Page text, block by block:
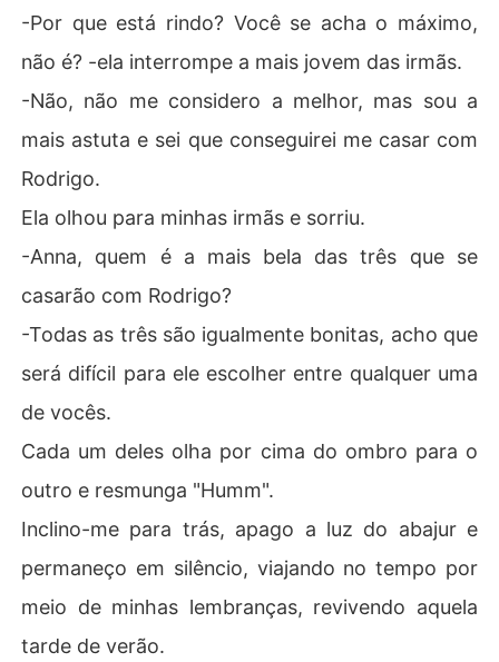
-Por que está rindo? Você se acha o máximo,
não é? -ela interrompe a mais jovem das irmãs.
-Não, não me considero a melhor, mas sou a
mais astuta e sei que conseguirei me casar com
Rodrigo.
Ela olhou para minhas irmãs e sorriu.
-Anna, quem é a mais bela das três que se
casarão com Rodrigo?
-Todas as três são igualmente bonitas, acho que
será difícil para ele escolher entre qualquer uma
de vocês.
Cada um deles olha por cima do ombro para o
outro e resmunga "Humm".
Inclino-me para trás, apago a luz do abajur e
permaneço em silêncio, viajando no tempo por
meio de minhas lembranças, revivendo aquela
tarde de verão.